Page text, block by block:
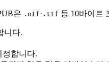
은 .otf· .ttf 등 10바이트
니다.
정합니다.